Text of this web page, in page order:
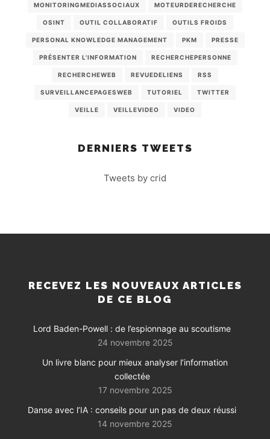
MONITORINGMEDIASSOCIAUX MOTEURDERECHERCHE
OSINT OUTIL COLLABORATIF OUTILS FROIDS
PERSONAL KNOWLEDGE MANAGEMENT PKM PRESSE
PRÉSENTER L'INFORMATION RECHERCHEPERSONNE
RECHERCHEWEB REVUEDELIENS RSS
SURVEILLANCEPAGESWEB TUTORIEL TWITTER
VEILLE VEILLEVIDEO VIDEO
DERNIERS TWEETS
Tweets by crid
RECEVEZ LES NOUVEAUX ARTICLES
DE CE BLOG
Lord Baden-Powell : de l’espionnage au scoutisme
24 novembre 2025
Un livre blanc pour mieux analyser l’information
collectée
17 novembre 2025
Danse avec l’IA : conseils pour un pas de deux réussi
14 novembre 2025